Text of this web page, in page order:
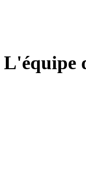
L'équipe